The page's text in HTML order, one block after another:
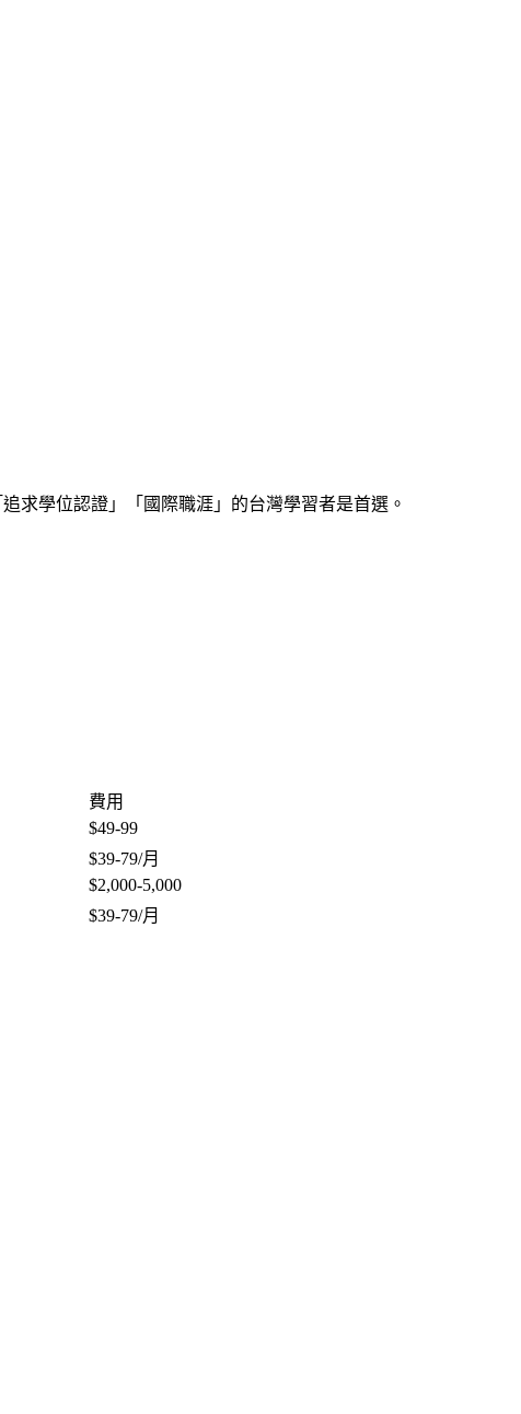
追求學位認證 」「 國際職涯 」的台灣學習者是首選。
費用
$49-99
$39-79/月
$2,000-5,000
$39-79/月